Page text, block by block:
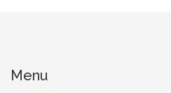
Menu